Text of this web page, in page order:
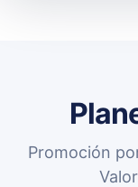
Promoción